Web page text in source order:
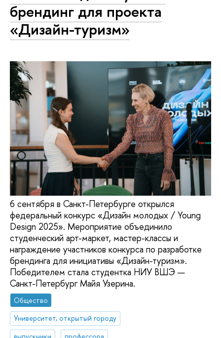
брендинг для проекта
«Дизайн-туризм»
6 сентября в Санкт-Петербурге открылся
федеральный конкурс «Дизайн молодых / Young
Design 2025». Мероприятие объединило
студенческий арт-маркет, мастер-классы и
награждение участников конкурса по разработке
брендинга для инициативы «Дизайн-туризм».
Победителем стала студентка НИУ ВШЭ —
Санкт-Петербург Майя Узерина.
Общество
Университет, открытый городу